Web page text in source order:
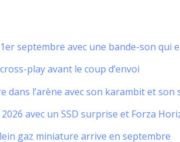
septembre avec une bande-son qui
play avant le coup d’envoi
dans l’arène avec son karambit et son
avec un SSD surprise et Forza
gaz miniature arrive en septembre